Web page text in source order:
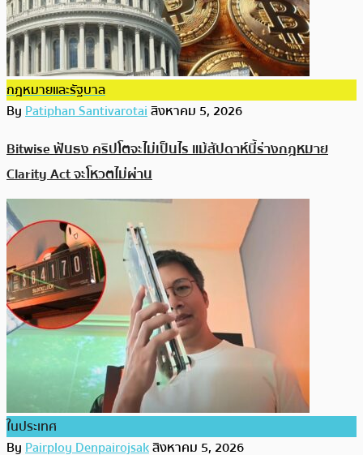
กฎหมายและรัฐบาล
ByPatiphan Santivarotaiสิงหาคม 5, 2026
Bitwise ฟันธง คริปโตจะไม่เป็นไร แม้สัปดาห์นี้ร่างกฎหมาย
Clarity Act จะโหวตไม่ผ่าน
ในประเทศ
ByPairploy Denpairojsakสิงหาคม 5, 2026